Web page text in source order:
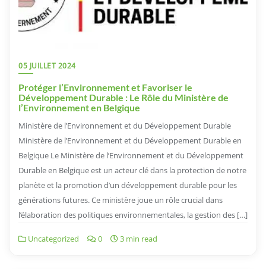
05 JUILLET 2024
Protéger l’Environnement et Favoriser le
Développement Durable : Le Rôle du Ministère de
l’Environnement en Belgique
Ministère de l’Environnement et du Développement Durable
Ministère de l’Environnement et du Développement Durable en
Belgique Le Ministère de l’Environnement et du Développement
Durable en Belgique est un acteur clé dans la protection de notre
planète et la promotion d’un développement durable pour les
générations futures. Ce ministère joue un rôle crucial dans
l’élaboration des politiques environnementales, la gestion des […]
Uncategorized 0 3 min read